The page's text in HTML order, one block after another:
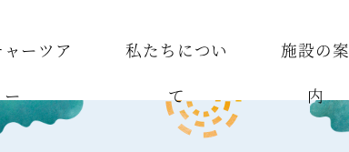
ーツア
ー
私たちについ
て
施設の案
内